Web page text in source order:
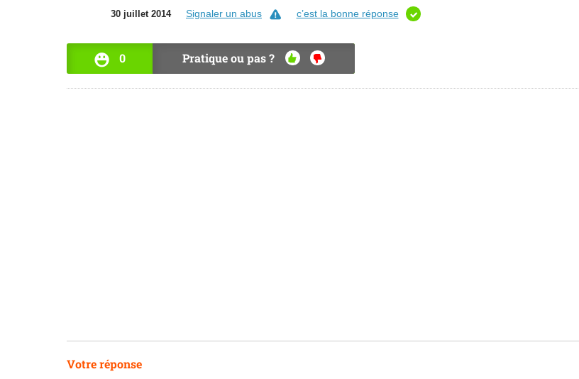
30 juillet 2014 Signaler un abus c’est la bonne réponse
0 Pratique ou pas ?
OUI NON
Votre réponse